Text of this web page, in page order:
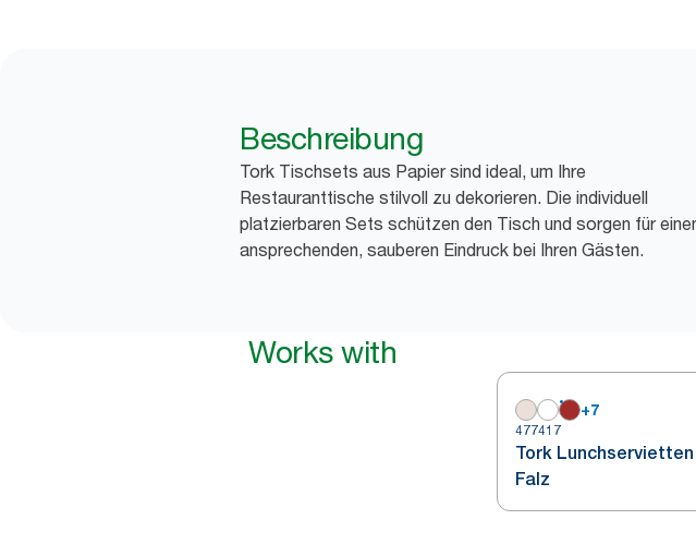
Beschreibung
Tork Tischsets aus Papier sind ideal, um Ihre
Restauranttische stilvoll zu dekorieren. Die individuell
platzierbaren Sets schützen den Tisch und sorgen für
ansprechenden, sauberen Eindruck bei Ihren Gästen.
Works with
+7
477417
Tork
Falz